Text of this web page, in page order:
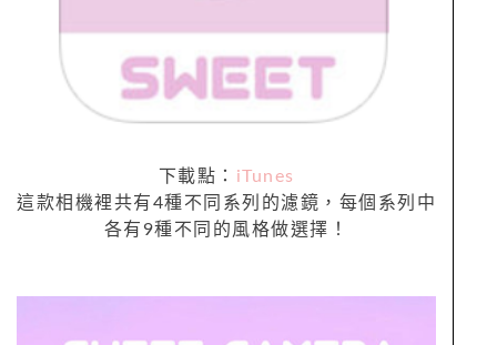
下載點： iTunes
這款相機裡共有4種不同系列的濾鏡，每個系列中
各有9種不同的風格做選擇！